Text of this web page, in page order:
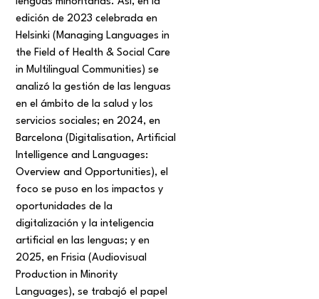
edición de 2023 celebrada en
Helsinki (Managing Languages in
the Field of Health & Social Care
in Multilingual Communities) se
analizó la gestión de las lenguas
en el ámbito de la salud y los
servicios sociales; en 2024, en
Barcelona (Digitalisation, Artificial
Intelligence and Languages:
Overview and Opportunities), el
foco se puso en los impactos y
oportunidades de la
digitalización y la inteligencia
artificial en las lenguas; y en
2025, en Frisia (Audiovisual
Production in Minority
Languages), se trabajó el papel